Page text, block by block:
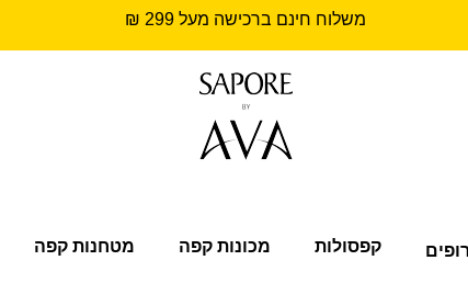
משלוח חינם ברכישה מעל 299 ₪
קפסולות מכונות קפה מטחנות קפה